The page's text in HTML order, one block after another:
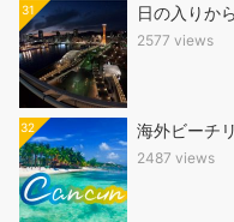
31 日の入りか
2577 views
32 海外ビーチ
2487 views